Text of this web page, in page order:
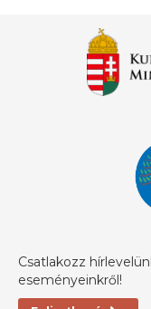
Csatlakozz
eseményeinkről!